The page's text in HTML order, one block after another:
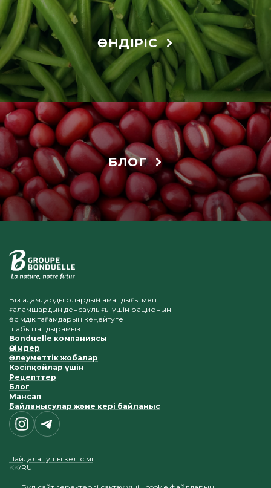
ӨНДІРІС
БЛОГ
Біз адамдарды олардың амандығы мен
ғаламшардың денсаулығы үшін рационын
өсімдік тағамдарын кеңейтуге
шабыттандырамыз
Bonduelle компаниясы
Өнімдер
Әлеуметтік жобалар
Кәсіпқойлар үшін
Рецепттер
Блог
Мансап
Байланысулар және кері байланыс
Пайдаланушы келісімі
KK RU